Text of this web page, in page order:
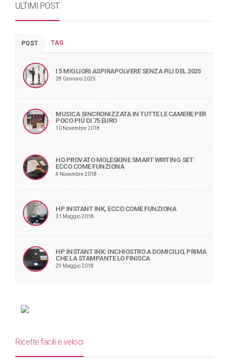
ULTIMI POST
POST TAG
I 5 MIGLIORI ASPIRAPOLVERE SENZA FILI DEL 2025
28 Gennaio 2025
MUSICA SINCRONIZZATA IN TUTTE LE CAMERE PER
POCO PIÙ DI 75 EURO
10 Novembre 2018
HO PROVATO MOLESKINE SMART WRITING SET:
ECCO COME FUNZIONA
4 Novembre 2018
HP INSTANT INK, ECCO COME FUNZIONA
31 Maggio 2018
HP INSTANT INK: INCHIOSTRO A DOMICILIO, PRIMA
CHE LA STAMPANTE LO FINISCA
29 Maggio 2018
Ricette facili e veloci